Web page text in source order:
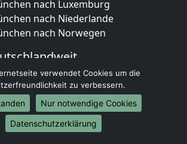
nach Luxemburg
nach Niederlande
nach Norwegen
nach Berlin
nach Hamburg
nach München
nach Köln
nach Frankfurt am Main
verwendet Cookies um die
zu verbessern.
Nur notwendige Cookies
Datenschutzerklärung